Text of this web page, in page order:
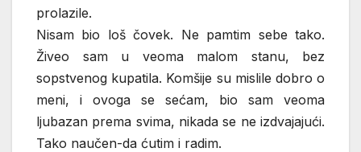
prolazile.
Nisam bio loš čovek. Ne pamtim sebe tako.
Živeo sam u veoma malom stanu, bez
sopstvenog kupatila. Komšije su mislile dobro o
meni, i ovoga se sećam, bio sam veoma
ljubazan prema svima, nikada se ne izdvajajući.
Tako naučen-da ćutim i radim.